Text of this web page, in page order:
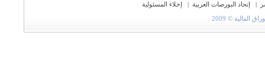
| إتحاد البورصات العربية |
إخلاء المسئولية
© 2009